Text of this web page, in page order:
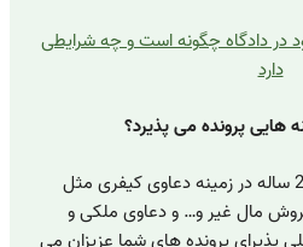
دادگاه چگونه است و چه شرایطی
دارد
هایی پرونده می پذیرد؟
دفتر وکالت عدل گر با سابقه 20 ساله در زمینه دعاوی کیفری مثل
مال غیر و… و دعاوی ملکی و